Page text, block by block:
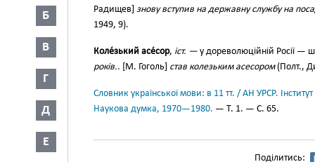
Б
В
Г
Д
Е
Радищев] знову вступив на державну службу на
1949, 9).
Коле́зький асе́сор, іст. — у дореволюційній Росії —
років.. [М. Гоголь] став колезьким асесором(Полт.,
Словник української мови: в 11 тт. / АН УРСР.
Наукова думка, 1970—1980. — Т. 1. — С. 65.
Поділитись: